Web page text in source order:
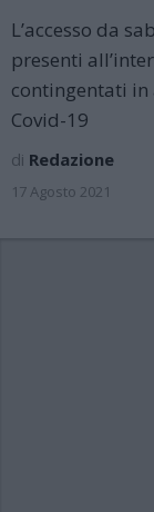
L’accesso da
presenti
contingentati in
Covid-19
di Redazione
17 Agosto 2021